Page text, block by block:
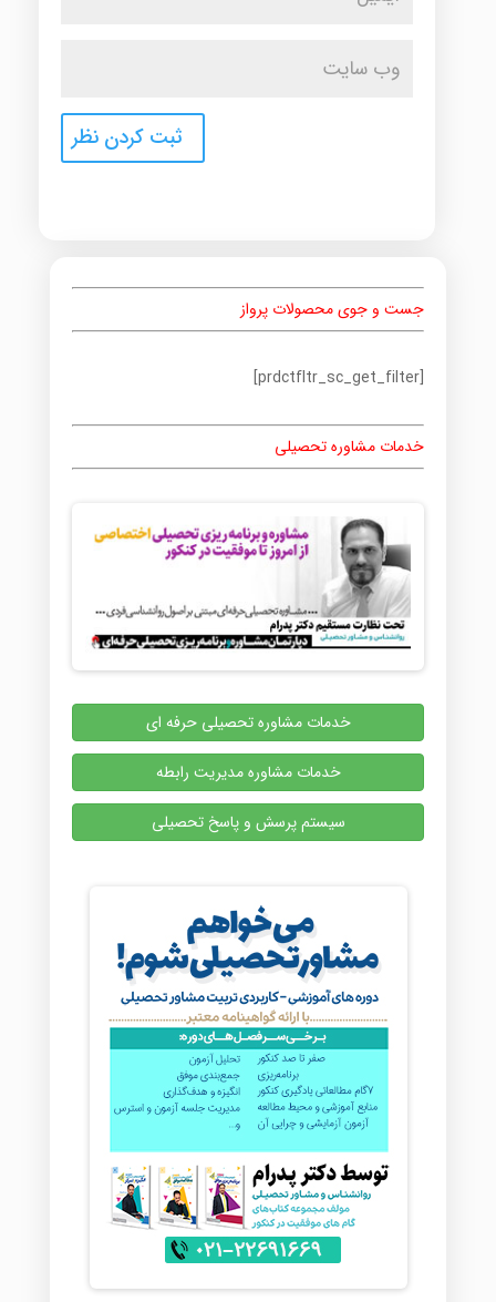
جست و جوی محصولات پرواز
[prdctfltr_sc_get_filter]
خدمات مشاوره تحصیلی
خدمات مشاوره تحصیلی حرفه ای
خدمات مشاوره مدیریت رابطه
سیستم پرسش و پاسخ تحصیلی